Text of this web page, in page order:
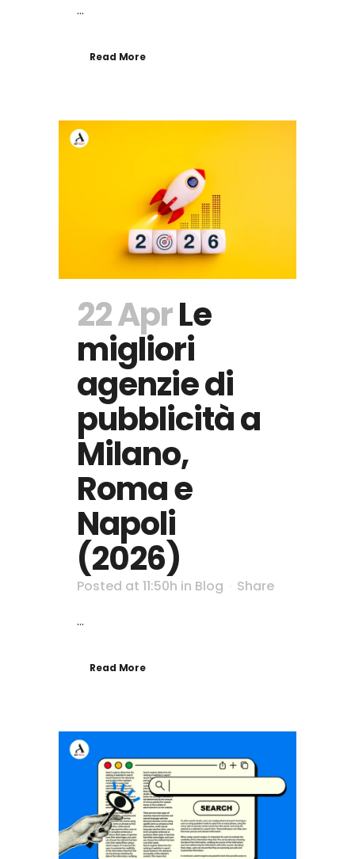
...
Read More
22 AprLe
migliori
agenzie di
pubblicità a
Milano,
Roma e
Napoli
(2026)
Posted at 11:50h in Blog
Share
...
Read More